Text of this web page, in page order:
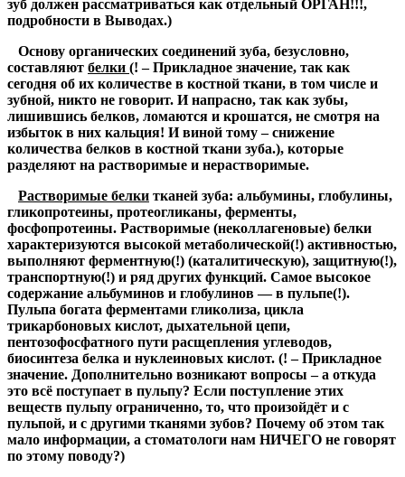
зуб должен рассматриваться как отдельный ОРГАН!!!,
подробности в Выводах.)
Основу органических соединений зуба, безусловно,
составляют белки (! – Прикладное значение, так как
сегодня об их количестве в костной ткани, в том числе и
зубной, никто не говорит. И напрасно, так как зубы,
лишившись белков, ломаются и крошатся, не смотря на
избыток в них кальция! И виной тому – снижение
количества белков в костной ткани зуба.), которые
разделяют на растворимые и нерастворимые.
Растворимые белки тканей зуба: альбумины, глобулины,
гликопротеины, протеогликаны, ферменты,
фосфопротеины. Растворимые (неколлагеновые) белки
характеризуются высокой метаболической(!) активностью,
выполняют ферментную(!) (каталитическую), защитную(!),
транспортную(!) и ряд других функций. Самое высокое
содержание альбуминов и глобулинов — в пульпе(!).
Пульпа богата ферментами гликолиза, цикла
трикарбоновых кислот, дыхательной цепи,
пентозофосфатного пути расщепления углеводов,
биосинтеза белка и нуклеиновых кислот. (! – Прикладное
значение. Дополнительно возникают вопросы – а откуда
это всё поступает в пульпу? Если поступление этих
веществ пульпу ограниченно, то, что произойдёт и с
пульпой, и с другими тканями зубов? Почему об этом так
мало информации, а стоматологи нам НИЧЕГО не говорят
по этому поводу?)